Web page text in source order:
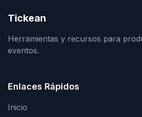
Tickean
Herramientas y recursos para
eventos.
Enlaces Rápidos
Inicio